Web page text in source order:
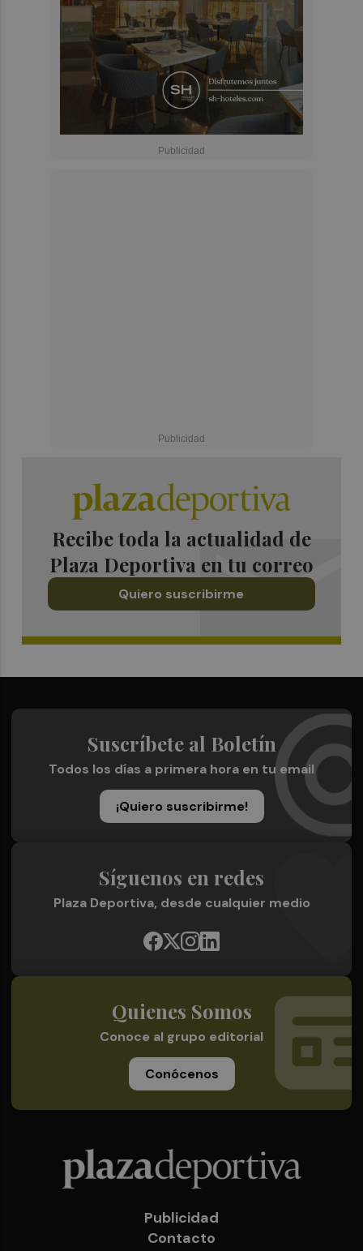
Recibe toda la actualidad de
Plaza Deportiva en tu correo
Quiero suscribirme
Suscríbete al Boletín
Todos los días a primera hora en tu email
¡Quiero suscribirme!
Síguenos en redes
Plaza Deportiva, desde cualquier medio
Quienes Somos
Conoce al grupo editorial
Conócenos
Publicidad
Contacto